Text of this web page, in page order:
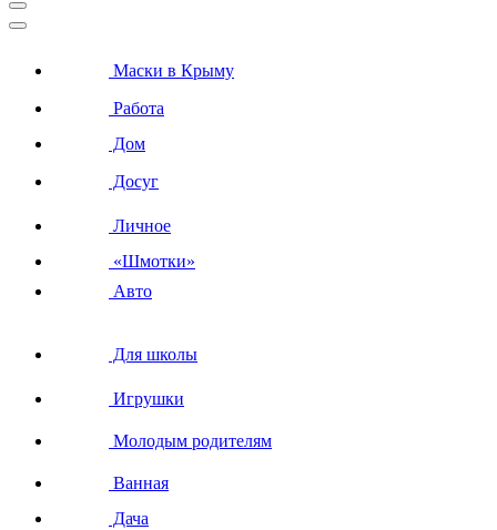
Маски в Крыму
Работа
Дом
Досуг
Личное
«Шмотки»
Авто
Для школы
Игрушки
Молодым родителям
Ванная
Дача